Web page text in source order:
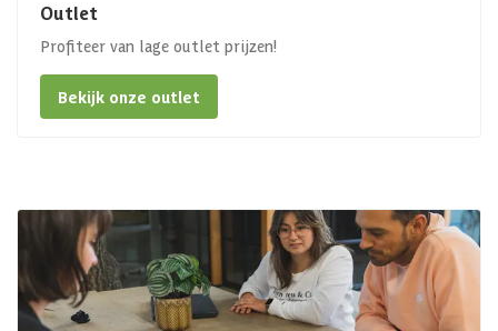
Outlet
Profiteer van lage outlet prijzen!
Bekijk onze outlet